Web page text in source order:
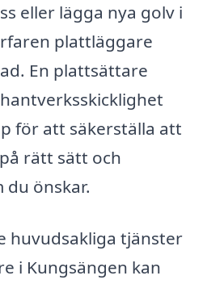
eller lägga nya golv i
plattläggare
En plattsättare
för att säkerställa att
rätt sätt och
önskar.
huvudsakliga tjänster
i Kungsängen kan